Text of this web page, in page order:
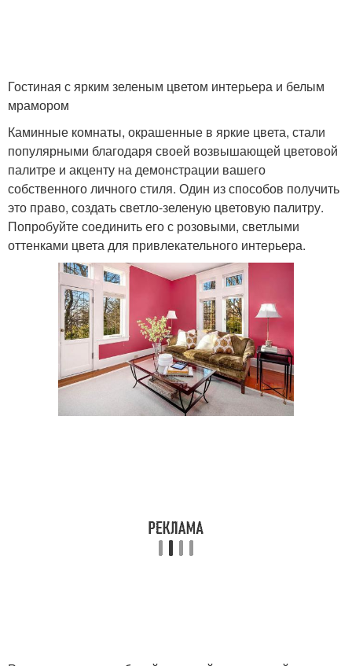
Гостиная с ярким зеленым цветом интерьера и белым
мрамором
Каминные комнаты, окрашенные в яркие цвета, стали
популярными благодаря своей возвышающей цветовой
палитре и акценту на демонстрации вашего
собственного личного стиля. Один из способов получить
это право, создать светло-зеленую цветовую палитру.
Попробуйте соединить его с розовыми, светлыми
оттенками цвета для привлекательного интерьера.